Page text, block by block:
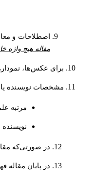
اصطلاحات و
مقاله هیچ واژه
برای عکس‌ها،
مشخصات نویسنده
مرتبه
در صورتی‌که
در پایان مقاله